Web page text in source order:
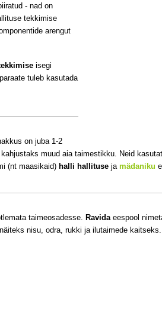
- nad on
tekkimise
arengut
isegi
tuleb kasutada
on juba 1-2
muud aia taimestikku. Neid
(nt maasikaid) halli hallitusejamädaniku
taimeosadesse. Ravida eespool
näiteks nisu, odra, rukki ja ilutaimede kaitseks.